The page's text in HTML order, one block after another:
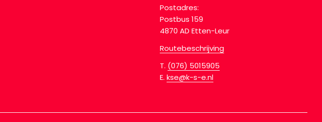
Postadres:
Postbus 159
4870 AD Etten-Leur
Routebeschrijving
T. (076) 5015905
E. kse@k-s-e.nl